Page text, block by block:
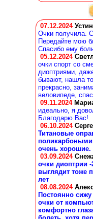
07.12.2024
Очки получила.
Передайте мою
Спасибо ему
05.12.2024
очки спорт со
диоптриями,
бывают, нашла
прекрасно,
веловипеде,
09.11.2024
идеально, я
Благодарю Вас!
06.10.2024
Титановые
очень хорошие.
03.09.2024
очки диоптрии
выглядит тоже
лет
08.08.2024
Постоянно
очки от
комфортно